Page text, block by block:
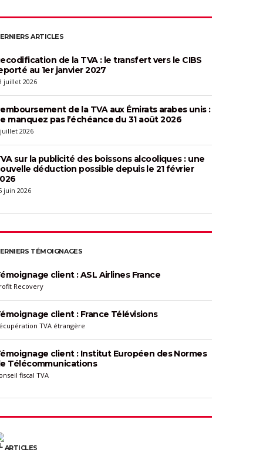
ARTICLES
de la TVA : le transfert vers le CIBS
au 1er janvier 2027
juillet 2026
de la TVA aux Émirats arabes unis :
manquez pas l’échéance du 31 août 2026
2026
sur la publicité des boissons alcooliques : une
déduction possible depuis le 21 février
juin 2026
TÉMOIGNAGES
client : ASL Airlines France
Recovery
client : France Télévisions
TVA étrangère
client : Institut Européen des Normes
Télécommunications
fiscal TVA
ARTICLES